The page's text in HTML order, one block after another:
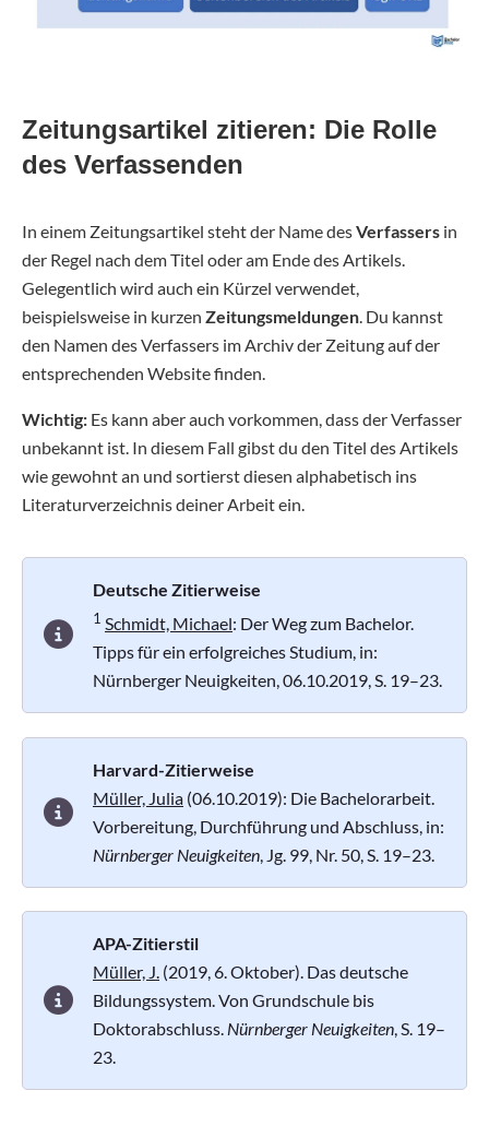
Zeitungsartikel zitieren: Die Rolle
des Verfassenden
In einem Zeitungsartikel steht der Name desVerfassers in
der Regel nach dem Titel oder am Ende des Artikels.
Gelegentlich wird auch ein Kürzel verwendet,
beispielsweise in kurzen Zeitungsmeldungen . Du kannst
den Namen des Verfassers im Archiv der Zeitung auf der
entsprechenden Website finden.
Wichtig: Es kann aber auch vorkommen, dass der Verfasser
unbekannt ist. In diesem Fall gibst du den Titel des Artikels
wie gewohnt an und sortierst diesen alphabetisch ins
Literaturverzeichnis deiner Arbeit ein.
Deutsche Zitierweise
1 Schmidt, Michael: Der Weg zum Bachelor.
Tipps für ein erfolgreiches Studium, in:
Nürnberger Neuigkeiten, 06.10.2019, S. 19–23.
Harvard-Zitierweise
Müller, Julia (06.10.2019): Die Bachelorarbeit.
Vorbereitung, Durchführung und Abschluss, in:
Nürnberger Neuigkeiten , Jg. 99, Nr. 50, S. 19–23.
APA-Zitierstil
Müller, J. (2019, 6. Oktober). Das deutsche
Bildungssystem. Von Grundschule bis
Doktorabschluss. Nürnberger Neuigkeiten, S. 19–
23.